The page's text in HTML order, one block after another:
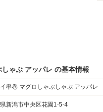
ゃぶ アッパレ の基本情報
串巻 マグロしゃぶしゃぶ アッパレ
新潟市中央区花園1-5-4